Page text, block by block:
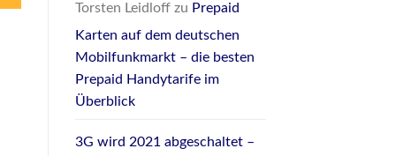
Torsten Leidloffzu Prepaid
Karten auf dem deutschen
Mobilfunkmarkt – die besten
Prepaid Handytarife im
Überblick
3G wird 2021 abgeschaltet –